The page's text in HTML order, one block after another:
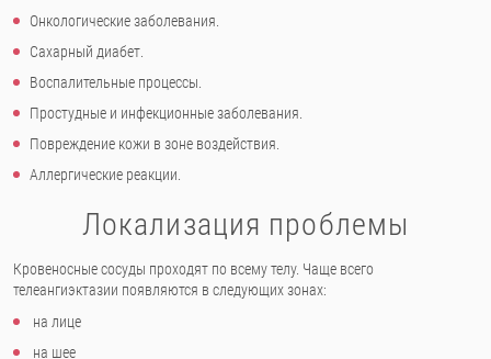
Онкологические заболевания.
Сахарный диабет.
Воспалительные процессы.
Простудные и инфекционные заболевания.
Повреждение кожи в зоне воздействия.
Аллергические реакции.
Локализация проблемы
Кровеносные сосуды проходят по всему телу. Чаще всего
телеангиэктазии появляются в следующих зонах:
на лице
на шее